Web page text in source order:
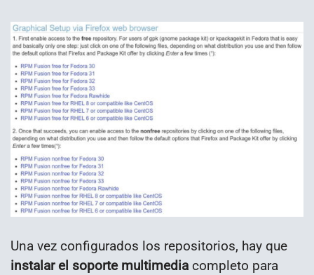
Una vez configurados los repositorios, hay que
instalar el soporte multimedia completo para